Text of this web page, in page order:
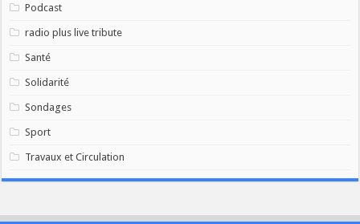
Podcast
radio plus live tribute
Santé
Solidarité
Sondages
Sport
Travaux et Circulation